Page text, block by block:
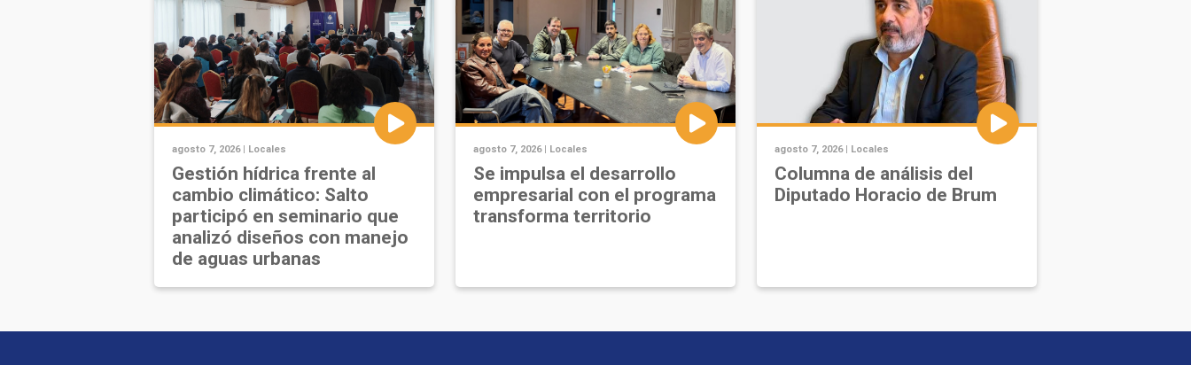
agosto 7, 2026 | Locales
Gestión hídrica frente al
cambio climático: Salto
participó en seminario que
analizó diseños con manejo
de aguas urbanas
agosto 7, 2026 | Locales
Se impulsa el desarrollo
empresarial con el programa
transforma territorio
agosto 7, 2026 | Locales
Columna de análisis del
Diputado Horacio de Brum